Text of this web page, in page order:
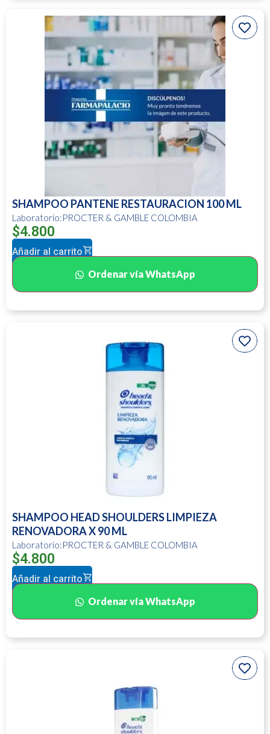
SHAMPOO PANTENE RESTAURACION 100 ML
Laboratorio:PROCTER & GAMBLE COLOMBIA
$4.800
Añadir al carrito
Ordenar vía WhatsApp
SHAMPOO HEAD SHOULDERS LIMPIEZA
RENOVADORA X 90 ML
Laboratorio:PROCTER & GAMBLE COLOMBIA
$4.800
Añadir al carrito
Ordenar vía WhatsApp